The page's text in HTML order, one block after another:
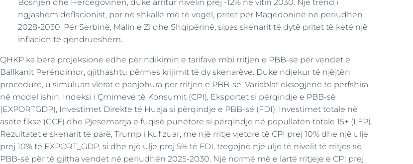
Bosnjën dhe Hercegovinën, duke arritur nivelin prej -12% në vitin 2030. Një trend i
ngjashëm deflacionist, por në shkallë më të vogël, pritet për Maqedoninë në periudhën
2028-2030. Për Serbinë, Malin e Zi dhe Shqipërinë, sipas skenarit të dytë pritet të ketë një
inflacion të qëndrueshëm.
QHKP ka bërë projeksione edhe për ndikimin e tarifave mbi rritjen e PBB-së për vendet e
Ballkanit Perëndimor, gjithashtu përmes krijimit të dy skenarëve. Duke ndjekur të njëjtën
procedurë, u simuluan vlerat e panjohura për rritjen e PBB-së. Variablat eksogjenë të përfshira
në model ishin: Indeksi i Çmimeve të Konsumit (CPI), Eksportet si përqindje e PBB-së
(EXPORTGDP), Investimet Direkte të Huaja si përqindje e PBB-së (FDI), Investimet totale në
asete fikse (GCF) dhe Pjesëmarrja e fuqisë punëtore si përqindje në popullatën totale 15+ (LFP).
Rezultatet e skenarit të parë, Trump i Kufizuar, me një rritje vjetore të CPI prej 10% dhe një ulje
prej 10% të EXPORT_GDP, si dhe një ulje prej 5% të FDI, tregojnë një ulje të nivelit të rritjes së
PBB-së për të gjitha vendet në periudhën 2025-2030. Një normë më e lartë rritjeje e CPI prej